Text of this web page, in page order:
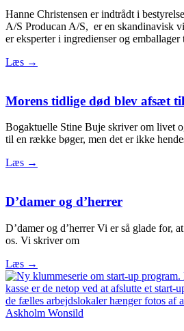
Hanne Christensen er indtrådt i
A/S Producan A/S, er en skandinavisk
er eksperter i ingredienser og emballager
Læs →
Morens tidlige død blev afsæt
Bogaktuelle Stine Buje skriver om livet
til en række bøger, men det er ikke
Læs →
D’damer og d’herrer
D’damer og d’herrer Vi er så glade for,
os. Vi skriver om
Læs →